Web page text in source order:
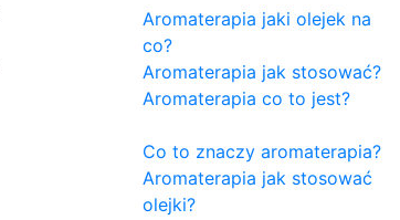
Aromaterapia jaki olejek na
co?
Aromaterapia jak stosować?
Aromaterapia co to jest?
Co to znaczy aromaterapia?
Aromaterapia jak stosować
olejki?